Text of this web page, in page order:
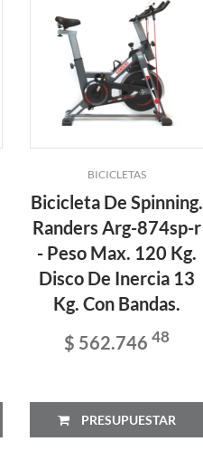
BICICLETAS
Bicicleta De Spinning.
Randers Arg-874sp-r
- Peso Max. 120 Kg.
Disco De Inercia 13
Kg. Con Bandas.
$ 562.74648
PRESUPUESTAR